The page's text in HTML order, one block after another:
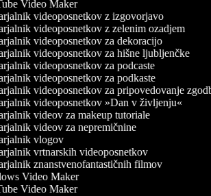
Video Maker
videoposnetkov z izgovorjavo
videoposnetkov z zelenim ozadjem
videoposnetkov za dekoracijo
videoposnetkov za hišne ljubljenčke
videoposnetkov za podcaste
videoposnetkov za podkaste
videoposnetkov za pripovedovanje zgodb
videoposnetkov »Dan v življenju«
videov za makeup tutoriale
videov za nepremičnine
vlogov
vrtnarskih videoposnetkov
znanstvenofantastičnih filmov
Video Maker
Video Maker